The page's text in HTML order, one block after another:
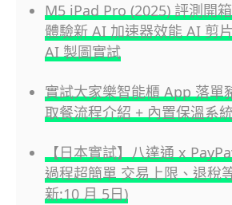
M5 iPad Pro (2025) 評測開
體驗新 AI 加速器效能 AI 剪
AI 製圖實試
實試大家樂智能櫃 App 落單
取餐流程介紹 + 內置保溫系
【日本實試】八達通 x
過程超簡單 交易上限、退稅
新:10 月 5日)